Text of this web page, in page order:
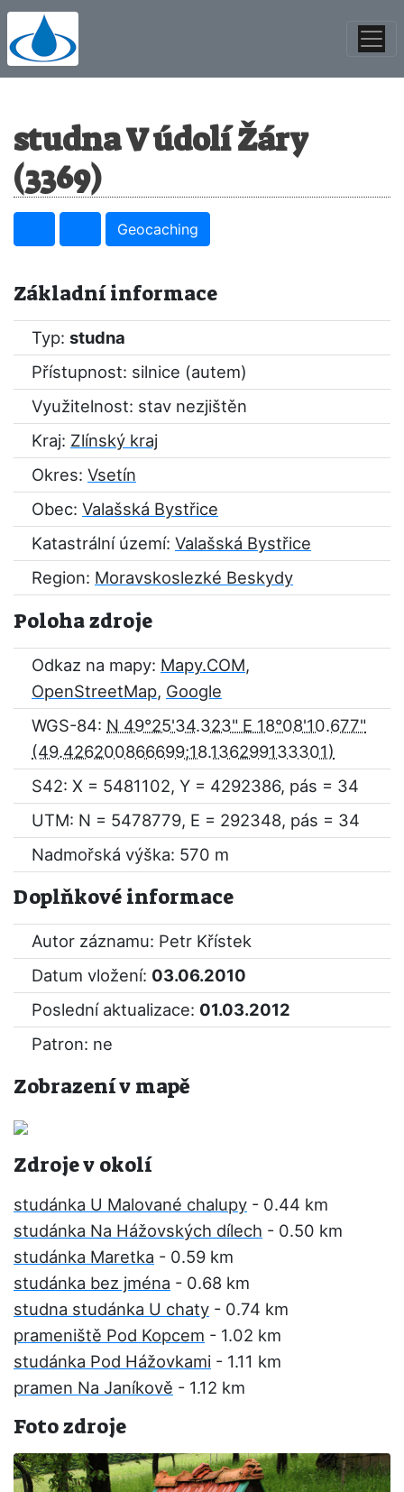
studna V údolí Žáry
(3369)
Geocaching
Základní informace
Typ: studna
Přístupnost: silnice (autem)
Využitelnost: stav nezjištěn
Kraj: Zlínský kraj
Okres: Vsetín
Obec: Valašská Bystřice
Katastrální území: Valašská Bystřice
Region: Moravskoslezké Beskydy
Poloha zdroje
Odkaz na mapy: Mapy.COM,
OpenStreetMap, Google
WGS-84: N 49°25'34.323" E 18°08'10.677"
S42: X = 5481102, Y = 4292386, pás = 34
UTM: N = 5478779, E = 292348, pás = 34
Nadmořská výška: 570 m
Doplňkové informace
Autor záznamu: Petr Křístek
Datum vložení: 03.06.2010
Poslední aktualizace: 01.03.2012
Patron: ne
Zobrazení v mapě
Zdroje v okolí
studánka U Malované chalupy - 0.44 km
studánka Na Hážovských dílech - 0.50 km
studánka Maretka - 0.59 km
studánka bez jména - 0.68 km
studna studánka U chaty - 0.74 km
prameniště Pod Kopcem - 1.02 km
studánka Pod Hážovkami - 1.11 km
pramen Na Janíkově - 1.12 km
Foto zdroje